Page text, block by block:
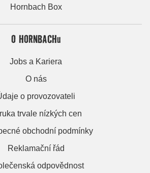
Hornbach Box
O HORNBACHu
Jobs a Kariera
O nás
o provozovateli
trvale nízkých cen
obchodní podmínky
Reklamační řád
odpovědnost